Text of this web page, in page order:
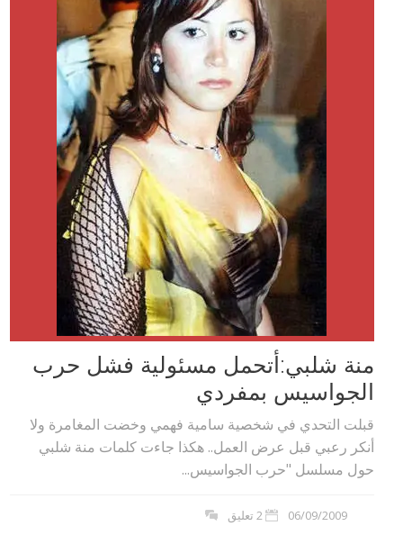
منة شلبي:أتحمل مسئولية فشل حرب
الجواسيس بمفردي
قبلت التحدي في شخصية سامية فهمي وخضت المغامرة ولا
أنكر رعبي قبل عرض العمل.. هكذا جاءت كلمات منة شلبي
حول مسلسل "حرب الجواسيس...
06/09/2009 2 تعليق